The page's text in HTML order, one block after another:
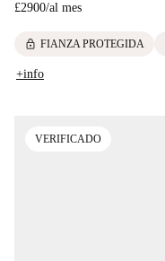
£2900/al mes
lock FIANZA PROTEGIDA
+info
VERIFICADO